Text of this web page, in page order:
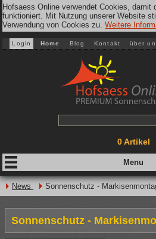
Hofsaess Online verwendet Cookies, damit
funktioniert. Mit Nutzung unserer Website
Verwendung von Cookies zu.Weitere
Login Home Blog Kontakt über
0Artikel
News Sonnenschutz -
Sonnenschutz -